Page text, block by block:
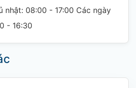
nhật: 08:00 - 17:00 Các ngày
- 16:30